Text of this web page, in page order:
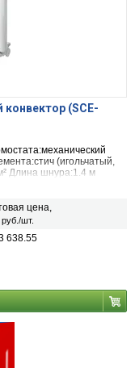
конвектор (SCE-
(игольчатый,
Длина шнура:1.4 м
цена,
руб./шт.
638.55